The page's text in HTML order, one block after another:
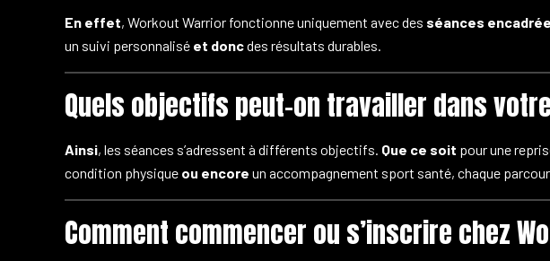
En effet, Workout Warrior fonctionne uniquement avec des séances
un suivi personnalisé et doncdes résultats durables.
Quels objectifs peut-on travailler dans
Ainsi, les séances s’adressent à différents objectifs. Que ce soit pour une
condition physique ou encore un accompagnement sport santé, chaque
Comment commencer ou s’inscrire chez